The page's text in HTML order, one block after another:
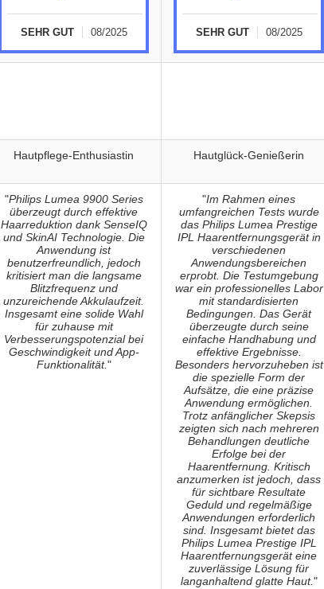
SEHR GUT 08/2025 SEHR GUT 08/2025
Hautpflege-Enthusiastin Hautglück-Genießerin
"Philips Lumea 9900 Series
überzeugt durch effektive
Haarreduktion dank SenseIQ
und SkinAI Technologie. Die
Anwendung ist
benutzerfreundlich, jedoch
kritisiert man die langsame
Blitzfrequenz und
unzureichende Akkulaufzeit.
Insgesamt eine solide Wahl
für zuhause mit
Verbesserungspotenzial bei
Geschwindigkeit und App-
Funktionalität."
"Im Rahmen eines
umfangreichen Tests wurde
das Philips Lumea Prestige
IPL Haarentfernungsgerät in
verschiedenen
Anwendungsbereichen
erprobt. Die Testumgebung
war ein professionelles Labor
mit standardisierten
Bedingungen. Das Gerät
überzeugte durch seine
einfache Handhabung und
effektive Ergebnisse.
Besonders hervorzuheben ist
die spezielle Form der
Aufsätze, die eine präzise
Anwendung ermöglichen.
Trotz anfänglicher Skepsis
zeigten sich nach mehreren
Behandlungen deutliche
Erfolge bei der
Haarentfernung. Kritisch
anzumerken ist jedoch, dass
für sichtbare Resultate
Geduld und regelmäßige
Anwendungen erforderlich
sind. Insgesamt bietet das
Philips Lumea Prestige IPL
Haarentfernungsgerät eine
zuverlässige Lösung für
langanhaltend glatte Haut."